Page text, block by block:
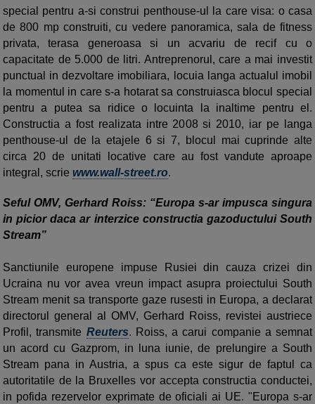
special pentru a-si construi penthouse-ul la care visa: o casa
de 800 mp construiti, cu vedere panoramica, sala de fitness
privata, terasa generoasa si un acvariu de recif cu o
capacitate de 5.000 de litri. Antreprenorul, care a mai investit
punctual in dezvoltare imobiliara, locuia langa actualul imobil
la momentul in care s-a hotarat sa construiasca blocul special
pentru a putea sa ridice o locuinta la inaltime pentru el.
Constructia a fost realizata intre 2008 si 2010, iar pe langa
penthouse-ul de la etajele 6 si 7, blocul mai cuprinde alte
circa 20 de unitati locative care au fost vandute aproape
integral, scrie www.wall-street.ro.
Seful OMV, Gerhard Roiss: “Europa s-ar impusca singura
in picior daca ar interzice constructia gazoductului South
Stream”
Sanctiunile europene impuse Rusiei din cauza crizei din
Ucraina nu vor avea vreun impact asupra proiectului South
Stream menit sa transporte gaze rusesti in Europa, a declarat
directorul general al OMV, Gerhard Roiss, revistei austriece
Profil, transmite Reuters. Roiss, a carui companie a semnat
un acord cu Gazprom, in luna iunie, de prelungire a South
Stream pana in Austria, a spus ca este sigur de faptul ca
autoritatile de la Bruxelles vor accepta constructia conductei,
in pofida rezervelor exprimate de oficiali ai UE. "Europa s-ar